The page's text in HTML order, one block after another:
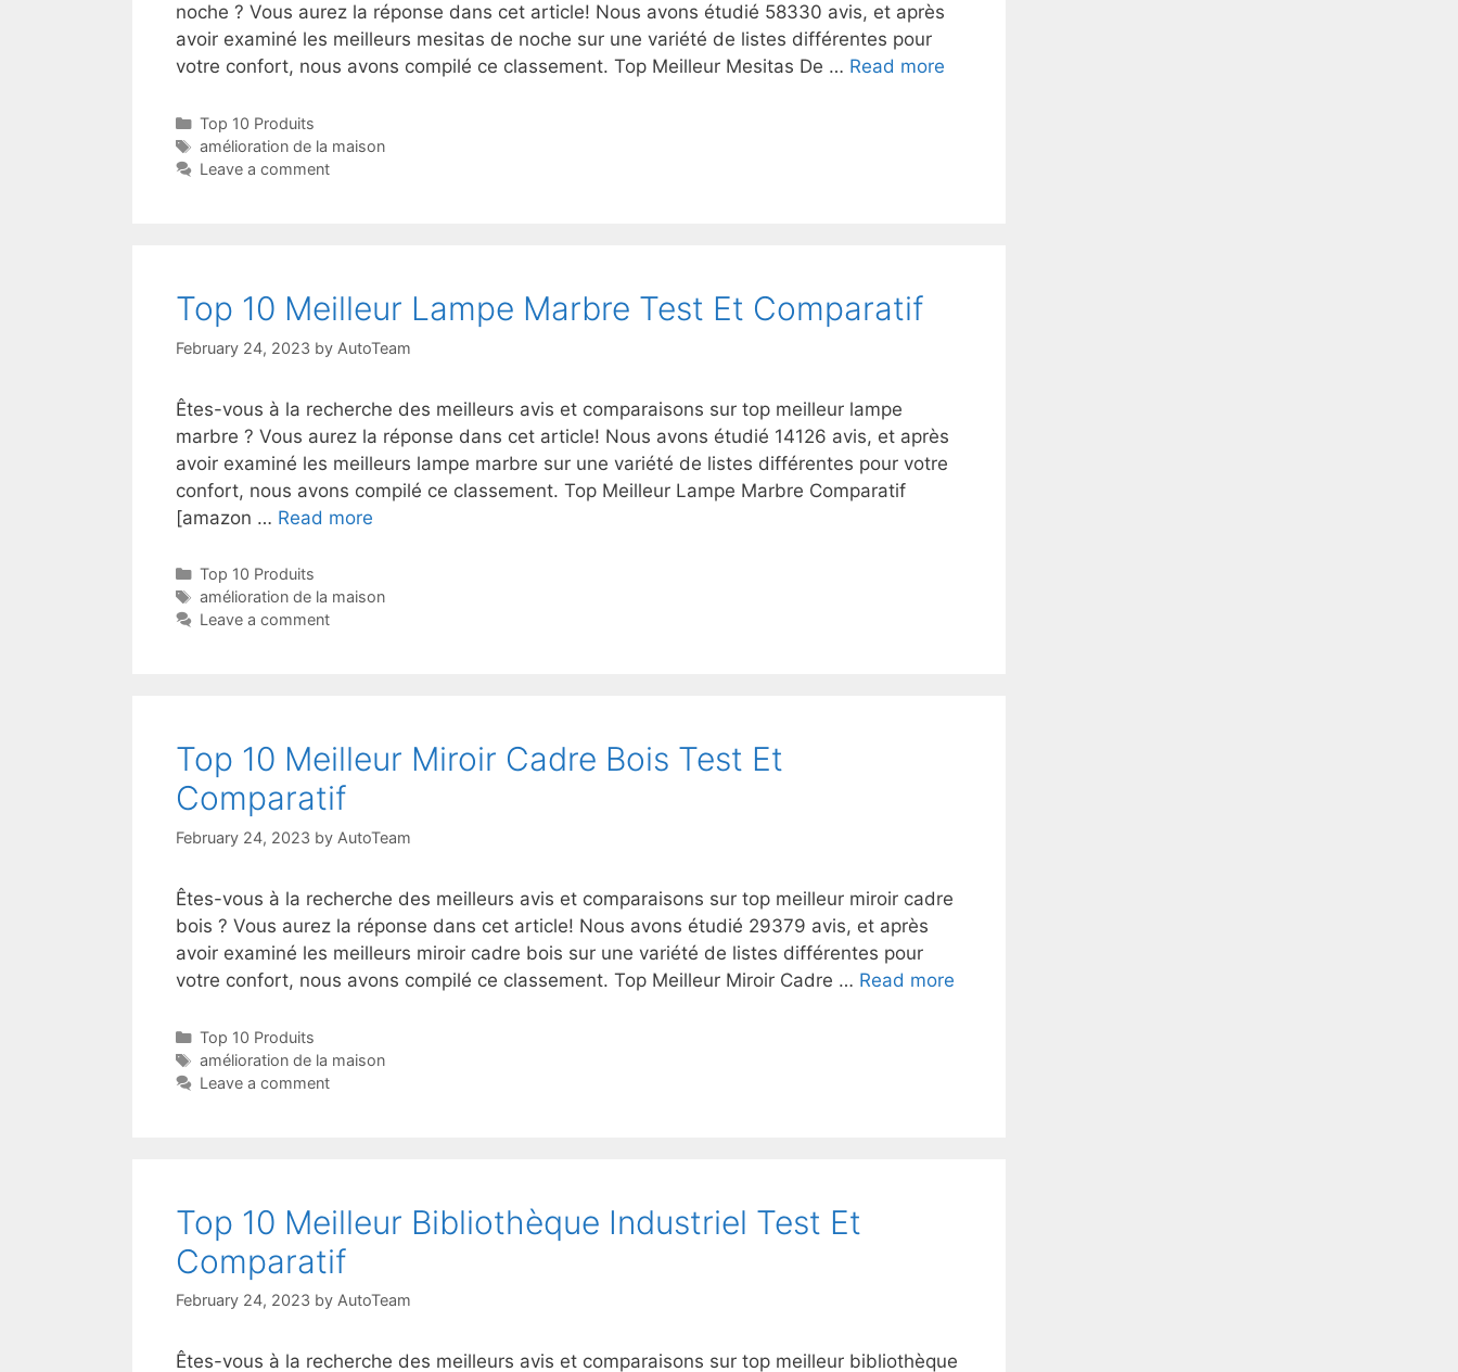
noche ? Vous aurez la réponse dans cet article! Nous avons étudié 58330 avis, et après
avoir examiné les meilleurs mesitas de noche sur une variété de listes différentes pour
votre confort, nous avons compilé ce classement. Top Meilleur Mesitas De … Read more
Top 10 Produits
amélioration de la maison
Leave a comment
Top 10 Meilleur Lampe Marbre Test Et Comparatif
February 24, 2023 by AutoTeam
Êtes-vous à la recherche des meilleurs avis et comparaisons sur top meilleur lampe
marbre ? Vous aurez la réponse dans cet article! Nous avons étudié 14126 avis, et après
avoir examiné les meilleurs lampe marbre sur une variété de listes différentes pour votre
confort, nous avons compilé ce classement. Top Meilleur Lampe Marbre Comparatif
[amazon … Read more
Top 10 Produits
amélioration de la maison
Leave a comment
Top 10 Meilleur Miroir Cadre Bois Test Et
Comparatif
February 24, 2023 by AutoTeam
Êtes-vous à la recherche des meilleurs avis et comparaisons sur top meilleur miroir cadre
bois ? Vous aurez la réponse dans cet article! Nous avons étudié 29379 avis, et après
avoir examiné les meilleurs miroir cadre bois sur une variété de listes différentes pour
votre confort, nous avons compilé ce classement. Top Meilleur Miroir Cadre … Read more
Top 10 Produits
amélioration de la maison
Leave a comment
Top 10 Meilleur Bibliothèque Industriel Test Et
Comparatif
February 24, 2023 by AutoTeam
Êtes-vous à la recherche des meilleurs avis et comparaisons sur top meilleur bibliothèque